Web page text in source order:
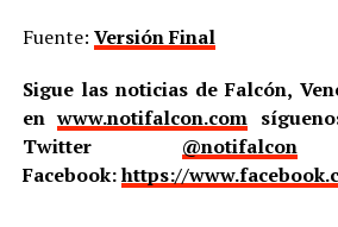
Fuente: Versión Final
Sigue las noticias de Falcón,
enwww.notifalcon.com
Twitter @notifalcon
Facebook:https://